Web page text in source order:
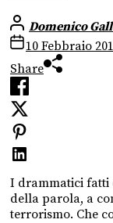
Domenico
10 Febbraio
Share
I drammatici fatti
della parola, a
terrorismo. Che